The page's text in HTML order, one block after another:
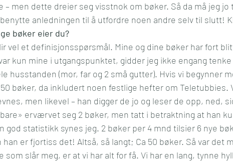
Mål og mening Kultur Media Reise
– men dette dreier seg visstnok om bøker. Så da må jeg
anledningen til å utfordre noen andre selv til slutt!
bøker eier du?
vel et definisjonsspørsmål. Mine og dine bøker har fort
kun mine i utgangspunktet, gidder jeg ikke engang
husstanden (mor, far og 2 små gutter). Hvis vi begynner
bøker, da inkludert noen festlige hefter om Teletubbies.
men likevel – han digger de jo og leser de opp, ned,
erværvet seg 2 bøker, men tatt i betraktning at han
god statistikk synes jeg. 2 bøker per 4 mnd tilsier 6 nye
han er fjortiss det! Altså, så langt; Ca 50 bøker. Så var det
som slår meg, er at vi har alt for få. Vi har en lang, tynne